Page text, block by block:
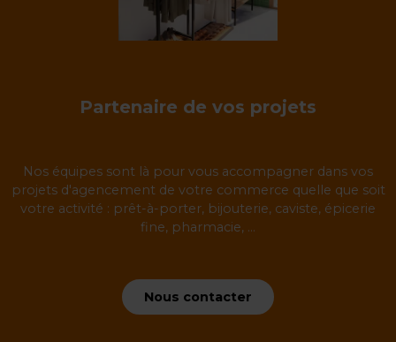
Partenaire de vos projets
Nos équipes sont là pour vous accompagner dans vos
projets d'agencement de votre commerce quelle que soit
votre activité : prêt-à-porter, bijouterie, caviste, épicerie
fine, pharmacie, ...
Nous contacter